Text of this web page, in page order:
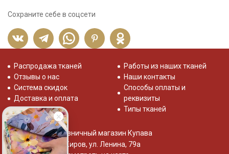
Сохраните себе в соцсети
Распродажа тканей
Отзывы о нас
Система скидок
Доставка и оплата
Работы из наших тканей
Наши контакты
Способы оплаты и
реквизиты
Типы тканей
Розничный магазин Купава
г. Киров, ул. Ленина, 79а